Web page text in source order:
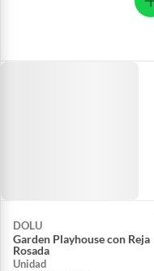
DOLU
Garden Playhouse con Reja
Rosada
Unidad